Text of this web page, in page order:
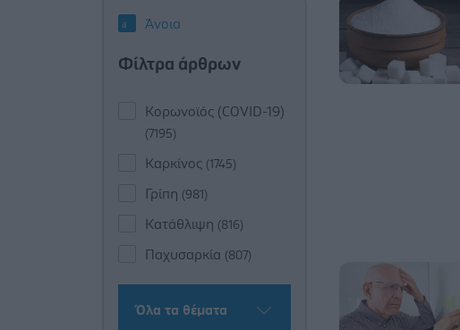
Άνοια
Φίλτρα άρθρων
Κορωνοϊός (COVID-19)
(7195)
Καρκίνος (1745)
Γρίπη (981)
Κατάθλιψη (816)
Παχυσαρκία (807)
Όλα τα θέματα